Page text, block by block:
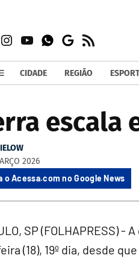
Instagram
YouTubeWhatsapp
Google
News
RSS
CIDADE REGIÃO
escala
2026
o Acessa.com no Google News
SP (FOLHAPRESS)
(18), 19º dia, desde